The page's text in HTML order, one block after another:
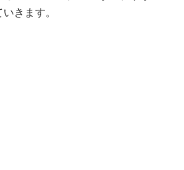
きます。